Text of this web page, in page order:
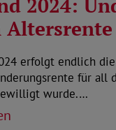
2024:
erfolgt endlich
für all
wurde.…